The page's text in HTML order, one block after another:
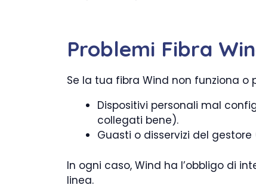
Problemi Fibra
Se la tua fibra Wind non funziona o
Dispositivi personali mal
collegati bene).
Guasti o disservizi del
In ogni caso, Wind ha l’obbligo di
linea.